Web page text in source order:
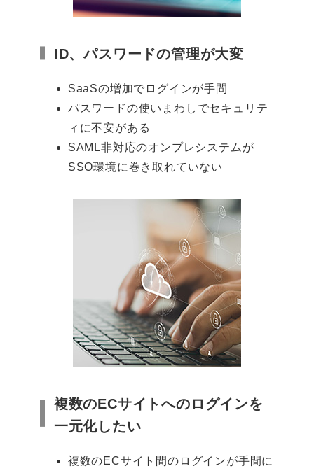
ID、パスワードの管理が大変
SaaSの増加でログインが手間
パスワードの使いまわしでセキュリテ
ィに不安がある
SAML非対応のオンプレシステムが
SSO環境に巻き取れていない
複数のECサイトへのログインを
一元化したい
複数のECサイト間のログインが手間に